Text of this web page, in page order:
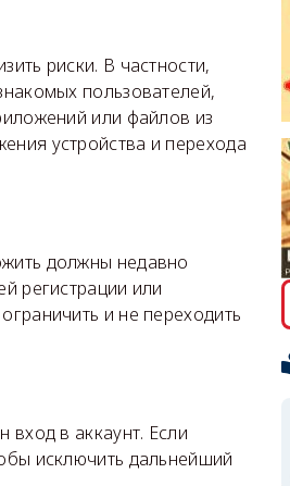
риски. В частности,
пользователей,
или файлов из
устройства и перехода
должны недавно
регистрации или
и не переходить
вход в аккаунт. Если
исключить дальнейший